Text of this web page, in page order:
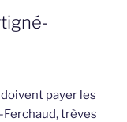
payer les
trèves